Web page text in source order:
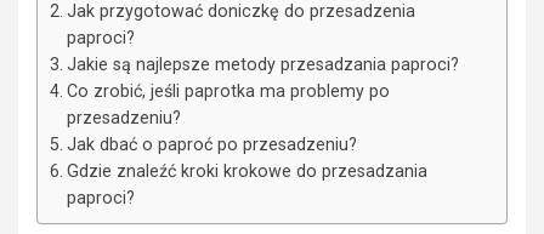
Jak przygotować doniczkę do przesadzenia
paproci?
Jakie są najlepsze metody przesadzania paproci?
Co zrobić, jeśli paprotka ma problemy po
przesadzeniu?
Jak dbać o paproć po przesadzeniu?
Gdzie znaleźć kroki krokowe do przesadzania
paproci?